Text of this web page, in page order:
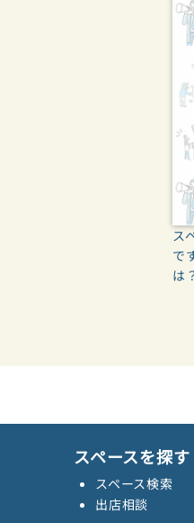
ス
で
は
スペースを探す
スペース検索
出店相談